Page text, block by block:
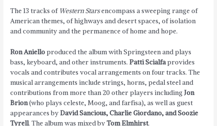
The 13 tracks of Western Starsencompass a sweeping range of
American themes, of highways and desert spaces, of isolation
and community and the permanence of home and hope.
Ron Anielloproduced the album with Springsteen and plays
bass, keyboard, and other instruments.Patti Scialfaprovides
vocals and contributes vocal arrangements on four tracks. The
musical arrangements include strings, horns, pedal steel and
contributions from more than 20 other players includingJon
Brion(who plays celeste, Moog, and farfisa), as well as guest
appearances byDavid Sancious, Charlie Giordano, and Soozie
Tyrell. The album was mixed byTom Elmhirst.